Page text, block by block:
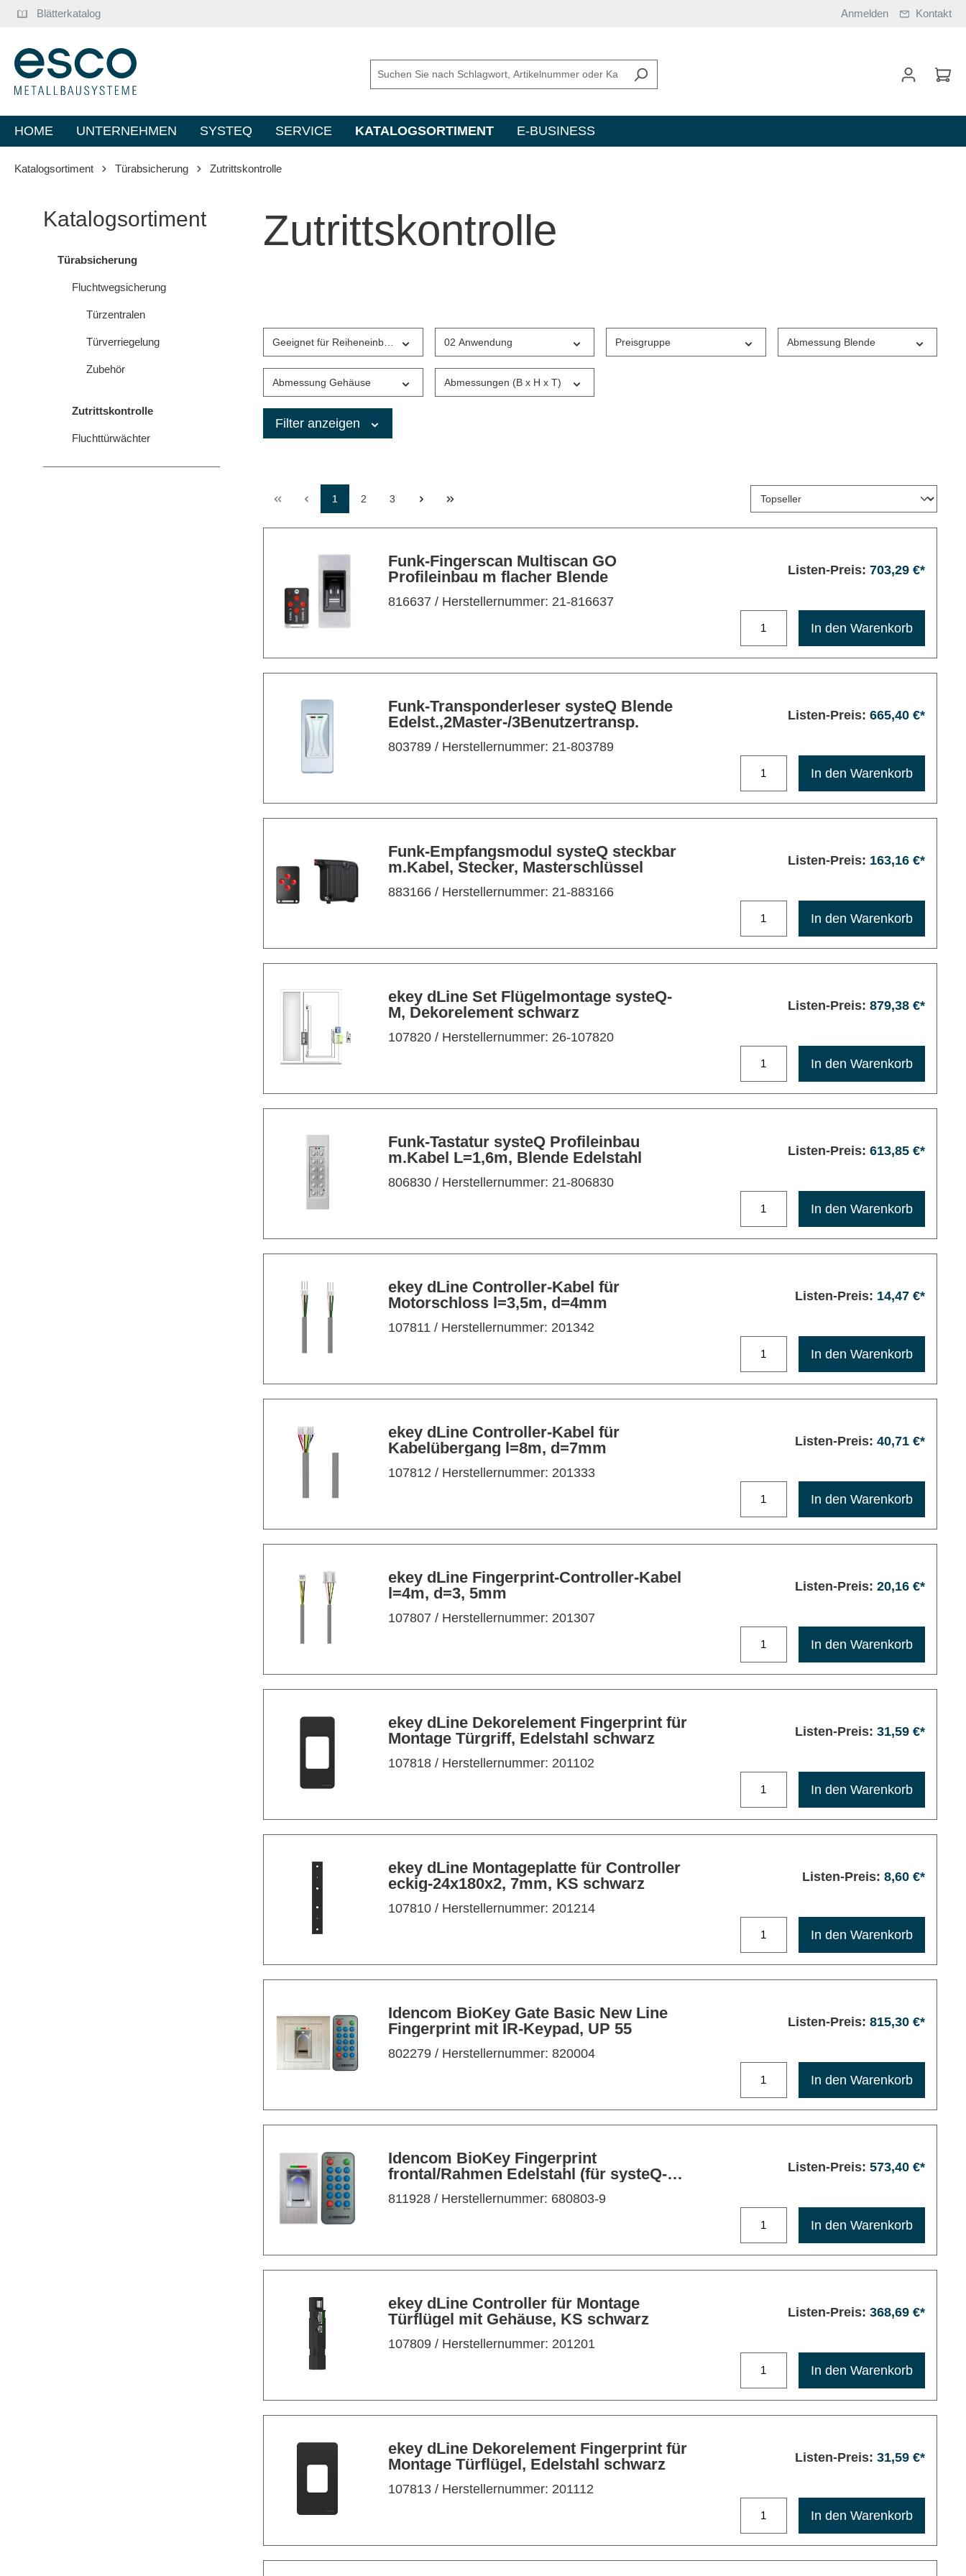
Zur Hauptnavigation springen
Blätterkatalog Anmelden Kontakt
HOME UNTERNEHMEN SYSTEQ SERVICE KATALOGSORTIMENT E-BUSINESS
Katalogsortiment Türabsicherung Zutrittskontrolle
Katalogsortiment
Türabsicherung
Fluchtwegsicherung
Türzentralen
Türverriegelung
Zubehör
Zutrittskontrolle
Fluchttürwächter
Zutrittskontrolle
Geeignet für Reiheneinbau 02 Anwendung Preisgruppe Abmessung Blende
Abmessung Gehäuse Abmessungen (B x H x T)
Filter anzeigen
1 2 3
Funk-Fingerscan Multiscan GO
Profileinbau m flacher Blende
816637/ Herstellernummer: 21-816637
Listen-Preis: 703,29 €*
In den Warenkorb
Funk-Transponderleser systeQ Blende
Edelst.,2Master-/3Benutzertransp.
803789/ Herstellernummer: 21-803789
Listen-Preis: 665,40 €*
In den Warenkorb
Funk-Empfangsmodul systeQ steckbar
m.Kabel, Stecker, Masterschlüssel
883166/ Herstellernummer: 21-883166
Listen-Preis: 163,16 €*
In den Warenkorb
ekey dLine Set Flügelmontage systeQ-
M, Dekorelement schwarz
107820/ Herstellernummer: 26-107820
Listen-Preis: 879,38 €*
In den Warenkorb
Funk-Tastatur systeQ Profileinbau
m.Kabel L=1,6m, Blende Edelstahl
806830/ Herstellernummer: 21-806830
Listen-Preis: 613,85 €*
In den Warenkorb
ekey dLine Controller-Kabel für
Motorschloss l=3,5m, d=4mm
107811/ Herstellernummer: 201342
Listen-Preis: 14,47 €*
In den Warenkorb
ekey dLine Controller-Kabel für
Kabelübergang l=8m, d=7mm
107812/ Herstellernummer: 201333
Listen-Preis: 40,71 €*
In den Warenkorb
ekey dLine Fingerprint-Controller-Kabel
l=4m, d=3, 5mm
107807/ Herstellernummer: 201307
Listen-Preis: 20,16 €*
In den Warenkorb
ekey dLine Dekorelement Fingerprint für
Montage Türgriff, Edelstahl schwarz
107818/ Herstellernummer: 201102
Listen-Preis: 31,59 €*
In den Warenkorb
ekey dLine Montageplatte für Controller
eckig-24x180x2, 7mm, KS schwarz
107810/ Herstellernummer: 201214
Listen-Preis: 8,60 €*
In den Warenkorb
Idencom BioKey Gate Basic New Line
Fingerprint mit IR-Keypad, UP 55
802279/ Herstellernummer: 820004
Listen-Preis: 815,30 €*
In den Warenkorb
Idencom BioKey Fingerprint
frontal/Rahmen Edelstahl (für systeQ-M
MFV mit Motor)
811928/ Herstellernummer: 680803-9
Listen-Preis: 573,40 €*
In den Warenkorb
ekey dLine Controller für Montage
Türflügel mit Gehäuse, KS schwarz
107809/ Herstellernummer: 201201
Listen-Preis: 368,69 €*
In den Warenkorb
ekey dLine Dekorelement Fingerprint für
Montage Türflügel, Edelstahl schwarz
107813/ Herstellernummer: 201112
Listen-Preis: 31,59 €*
In den Warenkorb